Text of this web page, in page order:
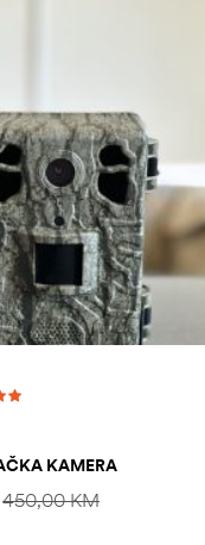
KAMERA
450,00KM